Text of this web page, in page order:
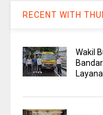
RECENT WITH
Wakil